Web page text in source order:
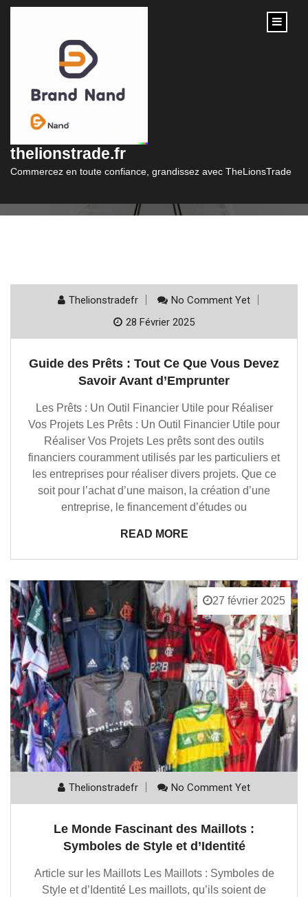
content
thelionstrade.fr
Commercez en toute confiance, grandissez avec TheLionsTrade
Thelionstradefr
No Comment Yet
28 Février 2025
Guide des Prêts : Tout Ce Que Vous Devez
Savoir Avant d’Emprunter
Les Prêts : Un Outil Financier Utile pour Réaliser
Vos Projets Les Prêts : Un Outil Financier Utile pour
Réaliser Vos Projets Les prêts sont des outils
financiers couramment utilisés par les particuliers et
les entreprises pour réaliser divers projets. Que ce
soit pour l’achat d’une maison, la création d’une
entreprise, le financement d’études ou
READ MORE
27 février 2025
Thelionstradefr No Comment Yet
Le Monde Fascinant des Maillots :
Symboles de Style et d’Identité
Article sur les Maillots Les Maillots : Symboles de
Style et d’Identité Les maillots, qu’ils soient de